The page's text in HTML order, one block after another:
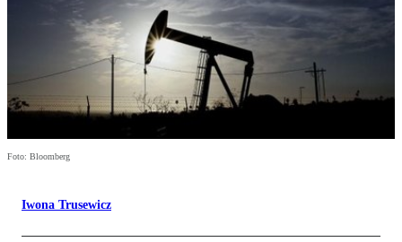
Foto: Bloomberg
Iwona Trusewicz